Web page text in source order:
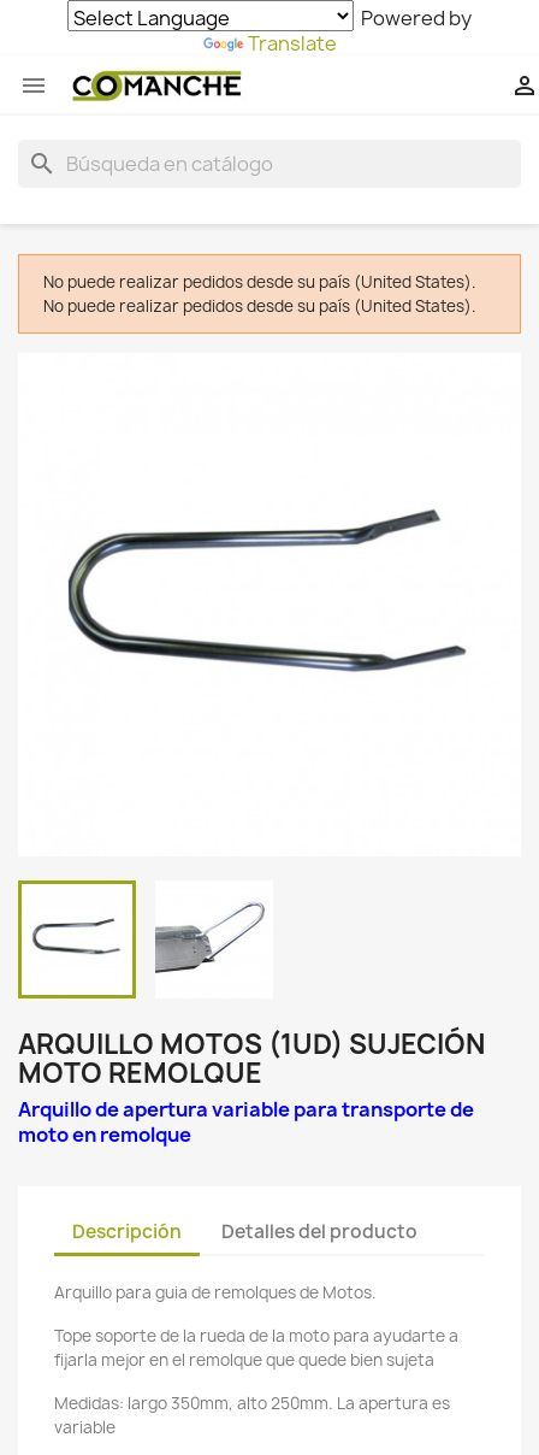
Powered by
Translate
 
search
No puede realizar pedidos desde su país (United States).
No puede realizar pedidos desde su país (United States).
ARQUILLO MOTOS (1UD) SUJECIÓN
MOTO REMOLQUE
Arquillo de apertura variable para transporte de
moto en remolque
Descripción Detalles del producto
Arquillo para guia de remolques de Motos.
Tope soporte de la rueda de la moto para ayudarte a
fijarla mejor en el remolque que quede bien sujeta
Medidas: largo 350mm, alto 250mm. La apertura es
variable